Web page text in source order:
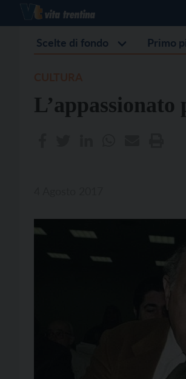
Scelte di fondo Primo